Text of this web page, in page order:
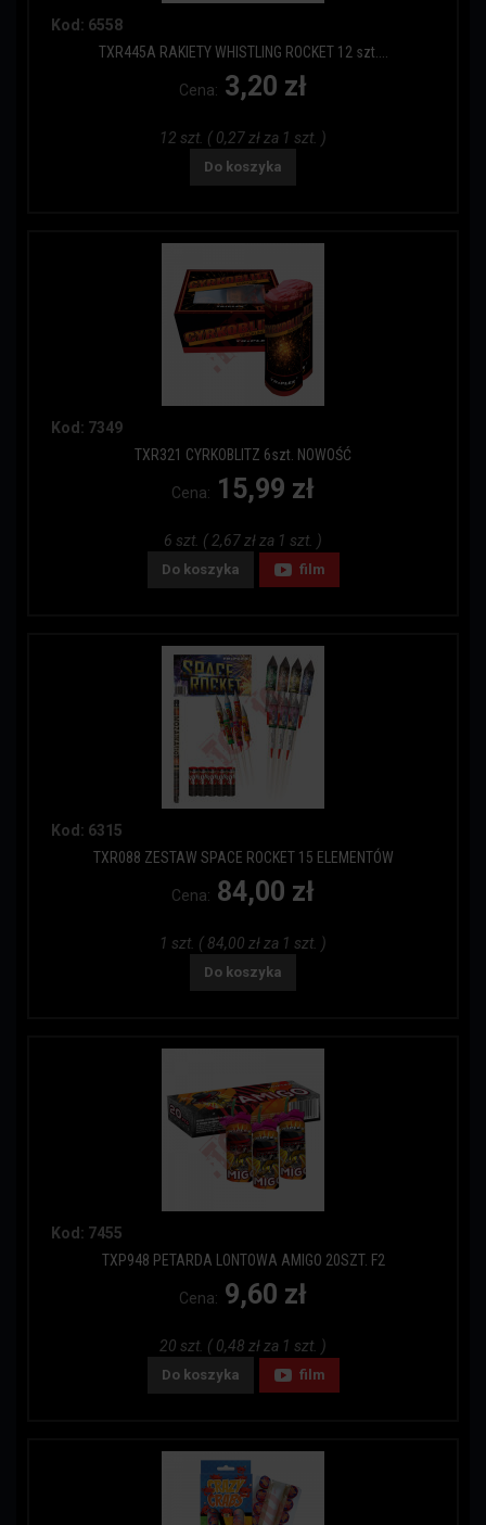
Kod: 6558
TXR445A RAKIETY WHISTLING ROCKET 12 szt....
Cena: 3,20 zł
12 szt. ( 0,27 zł za 1 szt. )
Do koszyka
Kod: 7349
TXR321 CYRKOBLITZ 6szt. NOWOŚĆ
Cena: 15,99 zł
6 szt. ( 2,67 zł za 1 szt. )
Do koszyka film
Kod: 6315
TXR088 ZESTAW SPACE ROCKET 15 ELEMENTÓW
Cena: 84,00 zł
1 szt. ( 84,00 zł za 1 szt. )
Do koszyka
Kod: 7455
TXP948 PETARDA LONTOWA AMIGO 20SZT. F2
Cena: 9,60 zł
20 szt. ( 0,48 zł za 1 szt. )
Do koszyka film